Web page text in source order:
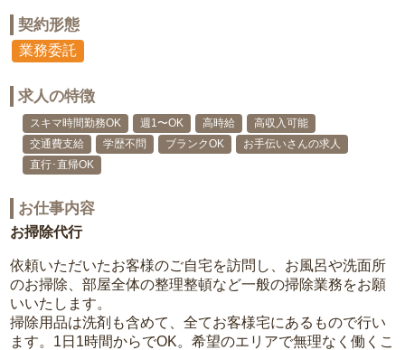
契約形態
業務委託
求人の特徴
スキマ時間勤務OK 週1〜OK 高時給
高収入可能
交通費支給
学歴不問 ブランクOK
お手伝いさんの求人
直行･直帰OK
お仕事内容
お掃除代行
依頼いただいたお客様のご自宅を訪問し、お風呂や洗面所
のお掃除、部屋全体の整理整頓など一般の掃除業務をお願
いいたします。
掃除用品は洗剤も含めて、全てお客様宅にあるもので行い
ます。1日1時間からでOK。希望のエリアで無理なく働くこ